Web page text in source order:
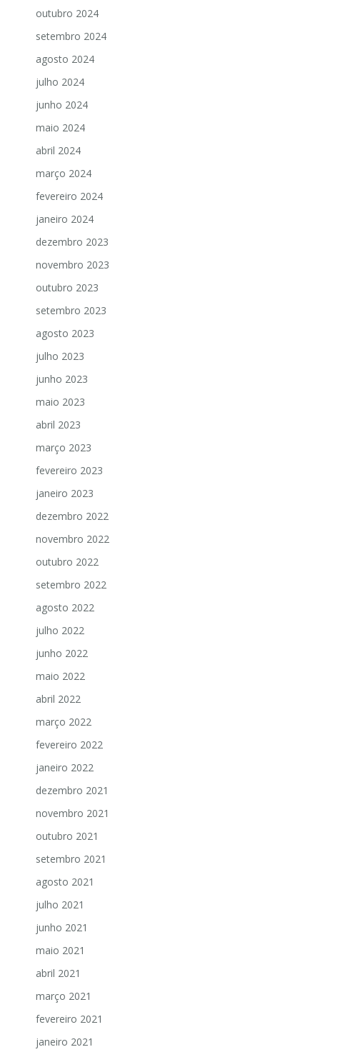
outubro 2024
setembro 2024
agosto 2024
julho 2024
junho 2024
maio 2024
abril 2024
março 2024
fevereiro 2024
janeiro 2024
dezembro 2023
novembro 2023
outubro 2023
setembro 2023
agosto 2023
julho 2023
junho 2023
maio 2023
abril 2023
março 2023
fevereiro 2023
janeiro 2023
dezembro 2022
novembro 2022
outubro 2022
setembro 2022
agosto 2022
julho 2022
junho 2022
maio 2022
abril 2022
março 2022
fevereiro 2022
janeiro 2022
dezembro 2021
novembro 2021
outubro 2021
setembro 2021
agosto 2021
julho 2021
junho 2021
maio 2021
abril 2021
março 2021
fevereiro 2021
janeiro 2021